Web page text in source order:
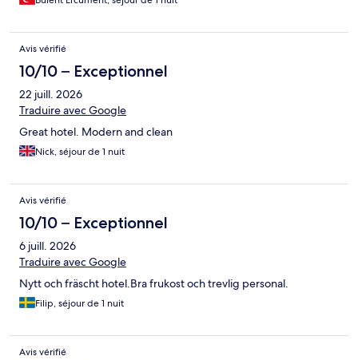
Avis vérifié
10/10 – Exceptionnel
22 juill. 2026
Traduire avec Google
Great hotel. Modern and clean
Nick, séjour de 1 nuit
Avis vérifié
10/10 – Exceptionnel
6 juill. 2026
Traduire avec Google
Nytt och fräscht hotel.Bra frukost och trevlig personal.
Filip, séjour de 1 nuit
Avis vérifié